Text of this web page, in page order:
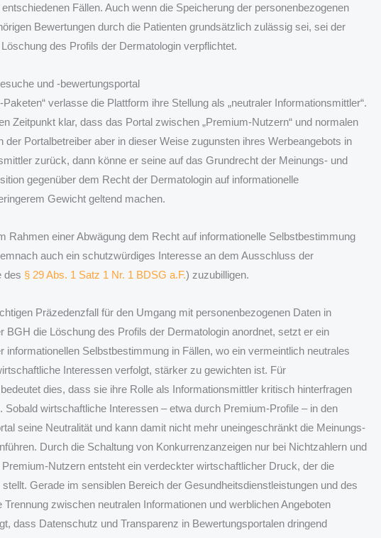
Fällen. Auch wenn die Speicherung der personenbezogenen
Bewertungen durch die Patienten grundsätzlich zulässig sei, sei der
des Profils der Dermatologin verpflichtet.
und -bewertungsportal
verlasse die Plattform ihre Stellung als „neutraler Informationsmittler“.
Zeitpunkt klar, dass das Portal zwischen „Premium-Nutzern“ und normalen
Portalbetreiber aber in dieser Weise zugunsten ihres Werbeangebots in
zurück, dann könne er seine auf das Grundrecht der Meinungs- und
gegenüber dem Recht der Dermatologin auf informationelle
Gewicht geltend machen.
Rahmen einer Abwägung dem Recht auf informationelle Selbstbestimmung
auch ein schutzwürdiges Interesse an dem Ausschluss der
des § 29 Abs. 1 Satz 1 Nr. 1 BDSG a.F.) zuzubilligen.
Präzedenzfall für den Umgang mit personenbezogenen Daten in
BGH die Löschung des Profils der Dermatologin anordnet, setzt er ein
informationellen Selbstbestimmung in Fällen, wo ein vermeintlich neutrales
Interessen verfolgt, stärker zu gewichten ist. Für
dies, dass sie ihre Rolle als Informationsmittler kritisch hinterfragen
Sobald wirtschaftliche Interessen – etwa durch Premium-Profile – in den
seine Neutralität und kann damit nicht mehr uneingeschränkt die Meinungs-
Durch die Schaltung von Konkurrenzanzeigen nur bei Nichtzahlern und
Nutzern entsteht ein verdeckter wirtschaftlicher Druck, der die
Gerade im sensiblen Bereich der Gesundheitsdienstleistungen und des
zwischen neutralen Informationen und werblichen Angeboten
dass Datenschutz und Transparenz in Bewertungsportalen dringend